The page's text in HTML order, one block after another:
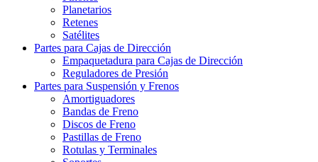
Planetarios
Retenes
Satélites
Partes para Cajas de Dirección
Empaquetadura para Cajas de Dirección
Reguladores de Presión
Partes para Suspensión y Frenos
Amortiguadores
Bandas de Freno
Discos de Freno
Pastillas de Freno
Rotulas y Terminales